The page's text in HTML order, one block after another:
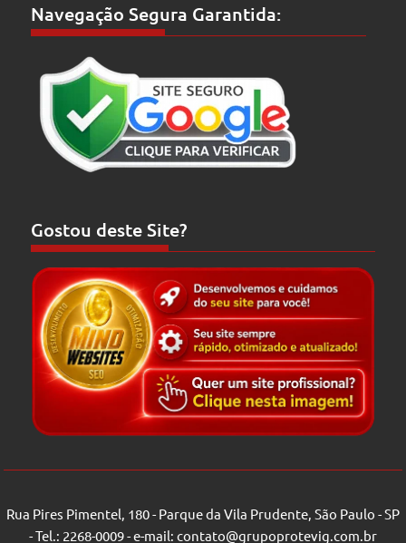
Navegação Segura Garantida:
Gostou deste Site?
Rua Pires Pimentel, 180 - Parque da Vila Prudente, São Paulo - SP
- Tel.: 2268-0009 - e-mail: contato@grupoprotevig.com.br